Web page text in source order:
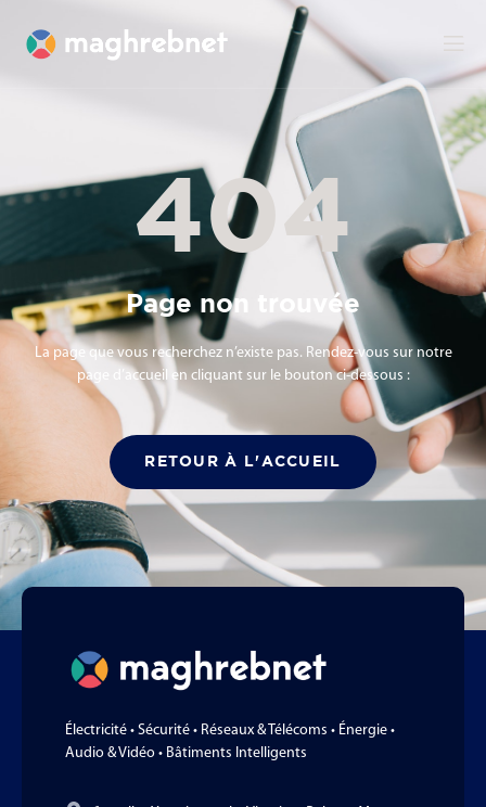
404
Page non trouvée
La page que vous recherchez n’existe pas. Rendez-vous sur notre
page d’accueil en cliquant sur le bouton ci-dessous :
RETOUR À L'ACCUEIL
Électricité • Sécurité • Réseaux & Télécoms • Énergie •
Audio & Vidéo • Bâtiments Intelligents